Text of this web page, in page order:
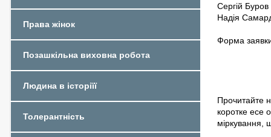
Сергій Буров
Надія
Форма
Прочитайте
коротке есе
міркування,
Права жінок
Позашкільна виховна робота
Людина в історіїї
Толерантність